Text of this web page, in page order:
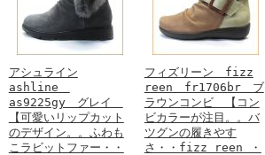
アシュライン
ashline
as9225gy グレイ
【可愛いリップカット
のデザイン。。ふわも
こラビットファー・・
フィズリーン fizz
reen fr1706br ブ
ラウンコンビ 【コン
ビカラーが注目。。バ
ツグンの履きやす
さ・・fizz reen ・